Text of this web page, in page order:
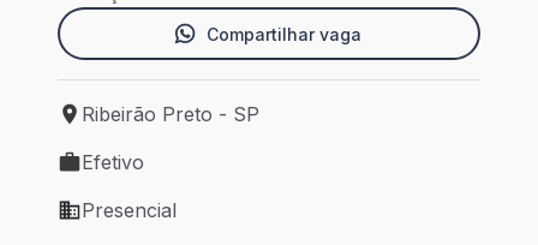
Compartilhar vaga
Local de trabalho: Ribeirão Preto - SP
Ribeirão Preto - SP
Tipo de vaga: Efetivo
Efetivo
Modelo de trabalho: Presencial
Presencial